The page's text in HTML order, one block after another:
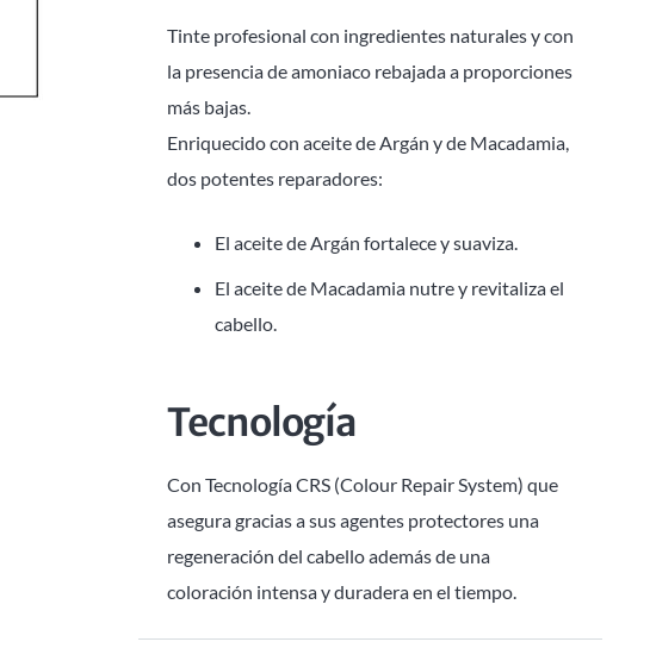
Tinte profesional con ingredientes naturales y con
la presencia de amoniaco rebajada a proporciones
más bajas.
Enriquecido con aceite de Argán y de Macadamia,
dos potentes reparadores:
El aceite de Argán fortalece y suaviza.
El aceite de Macadamia nutre y revitaliza el
cabello.
Tecnología
Con Tecnología CRS (Colour Repair System) que
asegura gracias a sus agentes protectores una
regeneración del cabello además de una
coloración intensa y duradera en el tiempo.